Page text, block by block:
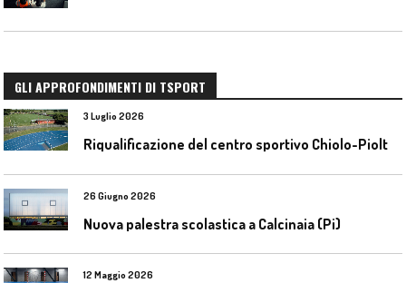
GLI APPROFONDIMENTI DI TSPORT
3 Luglio 2026
26 Giugno 2026
Nuova palestra scolastica a Calcinaia (Pi)
12 Maggio 2026